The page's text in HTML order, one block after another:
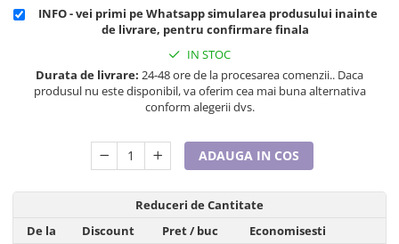
Cadouri pentru Sfânta Maria
INFO - vei primi pe Whatsapp simularea produsului inainte
de livrare, pentru confirmare finala
IN STOC
Durata de livrare: 24-48 ore de la procesarea comenzii.. Daca
produsul nu este disponibil, va oferim cea mai buna alternativa
conform alegerii dvs.
ADAUGA IN COS
Reduceri de Cantitate
De la
Discount Pret/ buc
Economisesti